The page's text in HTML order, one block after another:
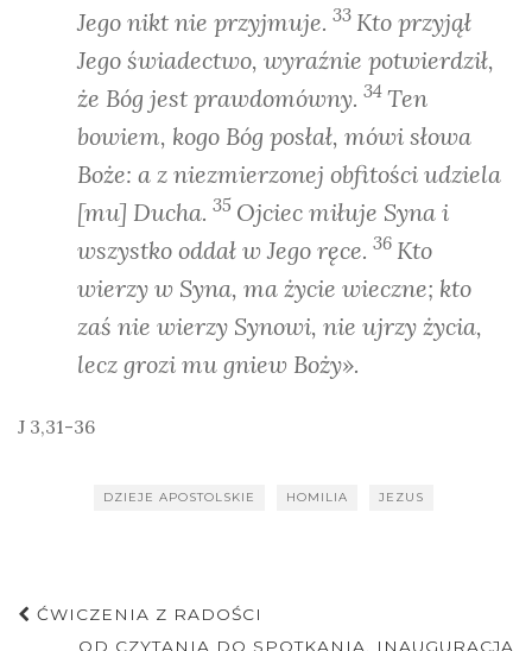
Jego nikt nie przyjmuje. 33 Kto przyjął
Jego świadectwo, wyraźnie potwierdził,
że Bóg jest prawdomówny. 34 Ten
bowiem, kogo Bóg posłał, mówi słowa
Boże: a z niezmierzonej obfitości udziela
[mu] Ducha. 35 Ojciec miłuje Syna i
wszystko oddał w Jego ręce. 36 Kto
wierzy w Syna, ma życie wieczne; kto
zaś nie wierzy Synowi, nie ujrzy życia,
lecz grozi mu gniew Boży».
J 3,31-36
DZIEJE APOSTOLSKIE HOMILIA JEZUS
Nawigacja
ĆWICZENIA Z RADOŚCI
OD CZYTANIA DO SPOTKANIA. INAUGURACJA